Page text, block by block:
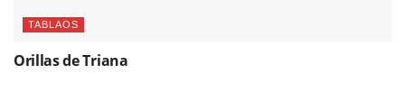
TABLAOS
Orillas de Triana